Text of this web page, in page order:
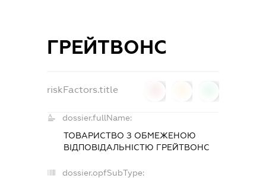
ГРЕЙТВОНС
riskFactors.title
dossier.fullName:
ТОВАРИСТВО З ОБМЕЖЕНОЮ
ВІДПОВІДАЛЬНІСТЮ ГРЕЙТВОНС
dossier.opfSubType: